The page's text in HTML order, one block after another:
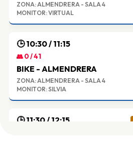
ZONA: ALMENDRERA - SALA 4
MONITOR: VIRTUAL
🕒 10:30 / 11:15
👥 0 / 41
BIKE - ALMENDRERA
ZONA: ALMENDRERA - SALA 4
MONITOR: SILVIA
🕒 11:30 / 12:15